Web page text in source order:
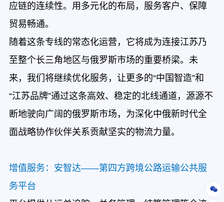
应链的连续性。用多元化的布局，服务客户、保障
贸易畅通。
随着这条专线的常态化运营，它将成为连接江苏乃
至整个长三角地区与俄罗斯市场的重要桥梁。未
来，我们将继续优化服务，让更多的“中国智造”和
“江苏品牌”通过这条高效、稳定的北线通道，源源不
断地驶向广阔的俄罗斯市场，为深化中俄新时代全
面战略协作伙伴关系贡献坚实的物流力量。
增值服务：安智达——第四方跨境公路运输公共服
务平台